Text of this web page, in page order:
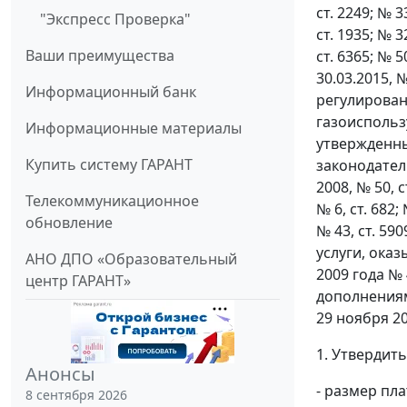
"Экспресс Проверка"
Ваши преимущества
Информационный банк
Информационные материалы
Купить систему ГАРАНТ
Телекоммуникационное
обновление
АНО ДПО «Образовательный
центр ГАРАНТ»
Анонсы
8 сентября 2026
ст. 2249; №
ст. 1935; №
ст. 6365; №
30.03.2015,
2008, № 50,
№ 6, ст. 682;
№ 43, ст.
услуги,
2009 года №
29 ноября
1.
- размер